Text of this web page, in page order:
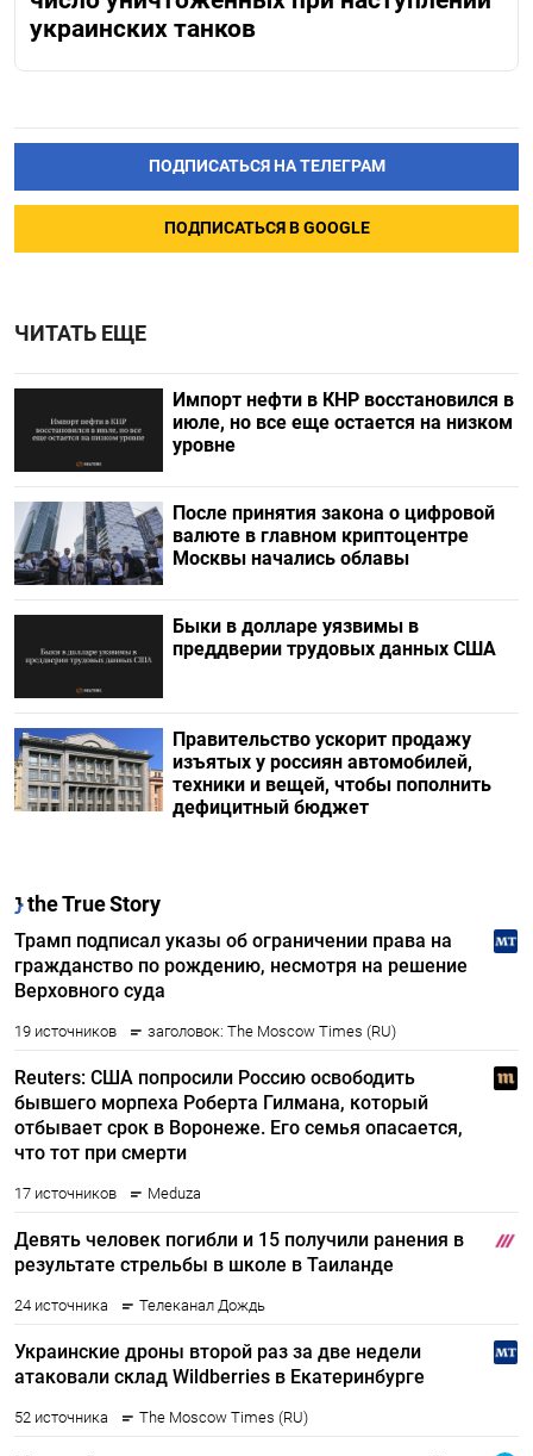
украинских танков
ПОДПИСАТЬСЯ НА ТЕЛЕГРАМ
ПОДПИСАТЬСЯ В GOOGLE
ЧИТАТЬ ЕЩЕ
Импорт нефти в КНР восстановился в
июле, но все еще остается на низком
уровне
После принятия закона о цифровой
валюте в главном криптоцентре
Москвы начались облавы
Быки в долларе уязвимы в
преддверии трудовых данных США
Правительство ускорит продажу
изъятых у россиян автомобилей,
техники и вещей, чтобы пополнить
дефицитный бюджет